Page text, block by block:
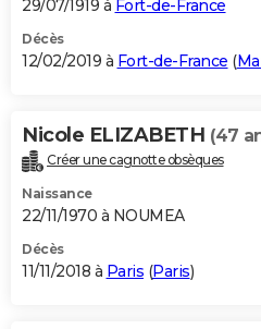
29/07/1919 à Fort-de-France
Décès
12/02/2019 à Fort-de-France (
Nicole ELIZABETH (47
Créer une cagnotte obsèques
Naissance
22/11/1970 à NOUMEA
Décès
11/11/2018 à Paris (Paris)